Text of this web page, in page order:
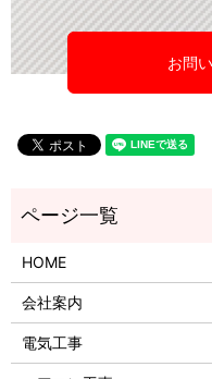
お問
HOME
会社案内
電気工事